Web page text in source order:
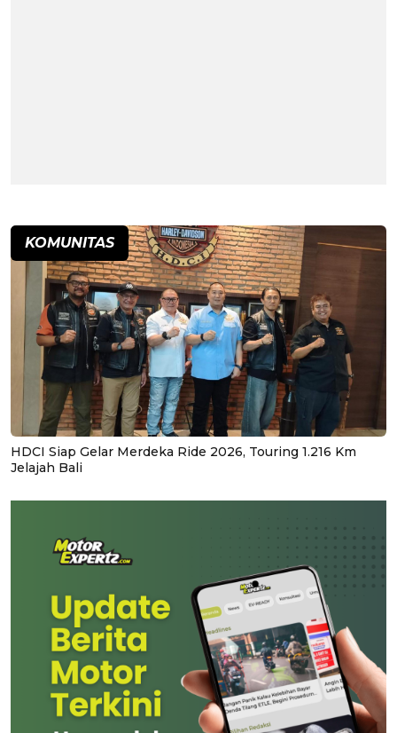
KOMUNITAS
HDCI Siap Gelar Merdeka Ride 2026, Touring 1.216 Km
Jelajah Bali